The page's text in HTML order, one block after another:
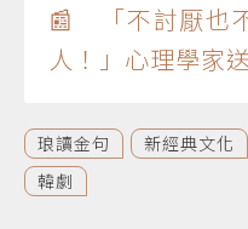
📰 「不討厭也
人！」心理學家
琅讀金句 新經典文化
韓劇